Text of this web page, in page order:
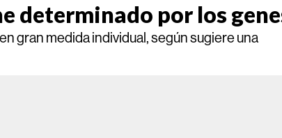
determinado por los
gran medida individual, según sugiere una